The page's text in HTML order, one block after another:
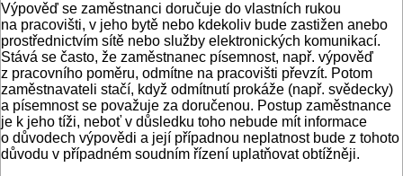
Výpověď se zaměstnanci doručuje do vlastních rukou
na pracovišti, v jeho bytě nebo kdekoliv bude zastižen anebo
prostřednictvím sítě nebo služby elektronických komunikací.
Stává se často, že zaměstnanec písemnost, např. výpověď
z pracovního poměru, odmítne na pracovišti převzít. Potom
zaměstnavateli stačí, když odmítnutí prokáže (např. svědecky)
a písemnost se považuje za doručenou. Postup zaměstnance
je k jeho tíži, neboť v důsledku toho nebude mít informace
o důvodech výpovědi a její případnou neplatnost bude z tohoto
důvodu v případném soudním řízení uplatňovat obtížněji.